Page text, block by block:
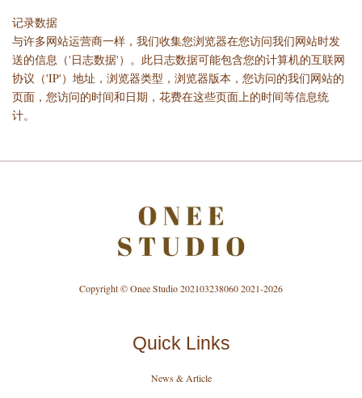
记录数据
与许多网站运营商一样，我们收集您浏览器在您访问我们网站时发
送的信息（'日志数据'）。此日志数据可能包含您的计算机的互联网
协议（'IP'）地址，浏览器类型，浏览器版本，您访问的我们网站的
页面，您访问的时间和日期，花费在这些页面上的时间等信息统
计。
Copyright © Onee Studio 202103238060 2021-2026
Quick Links
News & Article